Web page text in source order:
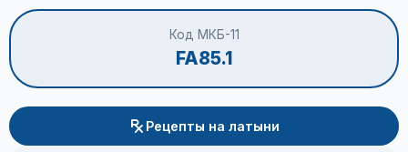
Код МКБ-11
FA85.1
Рецепты на латыни